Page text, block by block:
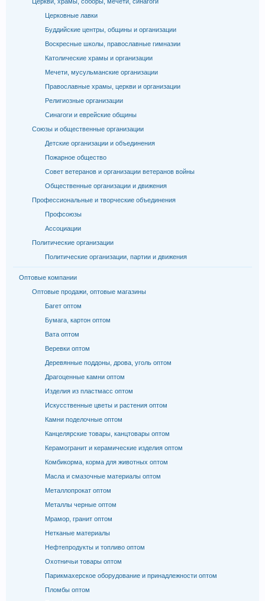
Церковные лавки
Буддийские центры, общины и организации
Воскресные школы, православные гимназии
Католические храмы и организации
Мечети, мусульманские организации
Православные храмы, церкви и организации
Религиозные организации
Синагоги и еврейские общины
Союзы и общественные организации
Детские организации и объединения
Пожарное общество
Совет ветеранов и организации ветеранов войны
Общественные организации и движения
Профессиональные и творческие объединения
Профсоюзы
Ассоциации
Политические организации
Политические организации, партии и движения
Оптовые компании
Оптовые продажи, оптовые магазины
Багет оптом
Бумага, картон оптом
Вата оптом
Веревки оптом
Деревянные поддоны, дрова, уголь оптом
Драгоценные камни оптом
Изделия из пластмасс оптом
Искусственные цветы и растения оптом
Камни поделочные оптом
Канцелярские товары, канцтовары оптом
Керамогранит и керамические изделия оптом
Комбикорма, корма для животных оптом
Масла и смазочные материалы оптом
Металлопрокат оптом
Металлы черные оптом
Мрамор, гранит оптом
Нетканые материалы
Нефтепродукты и топливо оптом
Охотничьи товары оптом
Парикмахерское оборудование и принадлежности оптом
Пломбы оптом